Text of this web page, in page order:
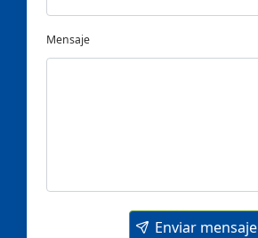
Mensaje
Enviar mensaje